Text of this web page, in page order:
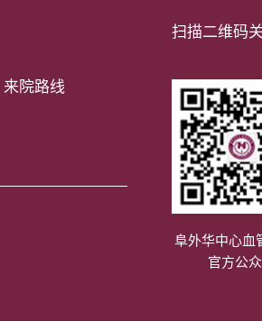
来院路线
扫描二维码
阜外华中心血
官方公